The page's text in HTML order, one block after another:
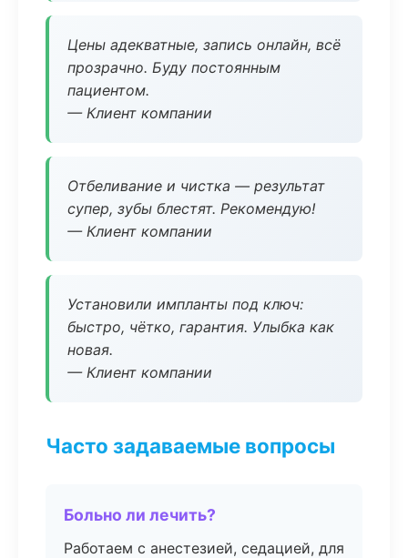
Цены адекватные, запись онлайн, всё
прозрачно. Буду постоянным
пациентом.
— Клиент компании
Отбеливание и чистка — результат
супер, зубы блестят. Рекомендую!
— Клиент компании
Установили импланты под ключ:
быстро, чётко, гарантия. Улыбка как
новая.
— Клиент компании
Часто задаваемые вопросы
Больно ли лечить?
Работаем с анестезией, седацией, для